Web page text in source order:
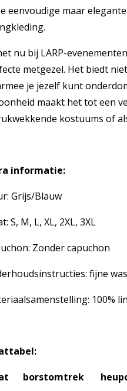
eenvoudige maar
nu bij LARP-
metgezel. Het biedt
je jezelf kunt
maakt het tot een
kostuums of
informatie:
Grijs/Blauw
S, M, L, XL, 2XL, 3XL
Zonder capuchon
fijne
100%
borstomtrek